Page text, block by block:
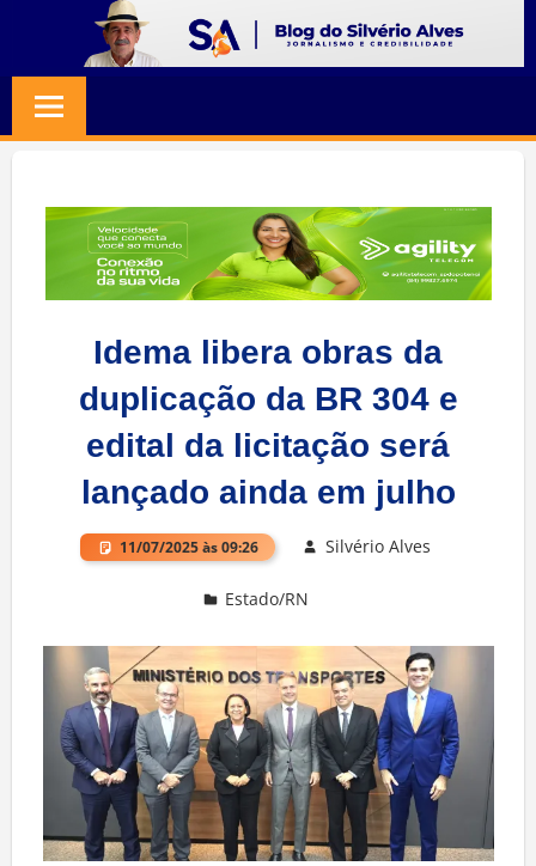
content
SILVERIO
ALVES
Jornalismo
Credibilidade
Idema libera obras da
duplicação da BR 304 e
edital da licitação será
lançado ainda em julho
11/07/2025 às 09:26 Silvério Alves
Estado/RN